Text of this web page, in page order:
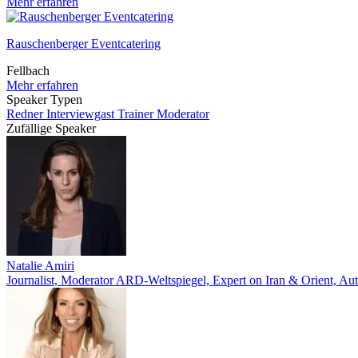
Rauschenberger Eventcatering
Fellbach
Mehr erfahren
Speaker Typen
RednerInterviewgast TrainerModerator
Zufällige Speaker
Natalie Amiri
Journalist, Moderator ARD-Weltspiegel, Expert on Iran & Orient,